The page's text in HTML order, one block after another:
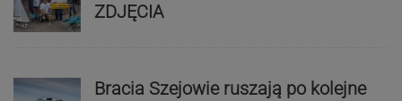
ZDJĘCIA
Bracia Szejowie ruszają po kolejne